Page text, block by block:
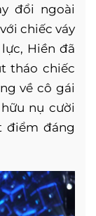
đổi ngoài
chiếc váy
Hiền đã
tháo chiếc
về cô gái
nụ cười
điểm đáng